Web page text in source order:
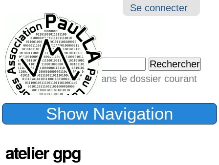
Outils
Se connecter
Chercher par
Seulement dans le dossier courant
Recherche
Show Navigation
atelier gpg